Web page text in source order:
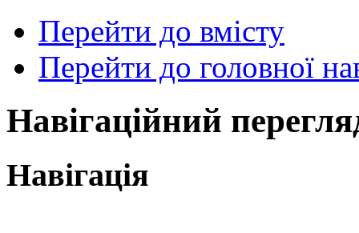
Перейти до вмісту
Перейти до головної
Навігаційний
Навігація